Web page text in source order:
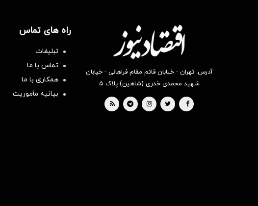
آدرس: تهران - خیابان قائم مقام فراهانی - خیابان
شهید محمدی خدری (شاهین) پلاک ۵
راه های تماس
تبلیغات
تماس با ما
همکاری با ما
بیانیه مأموریت